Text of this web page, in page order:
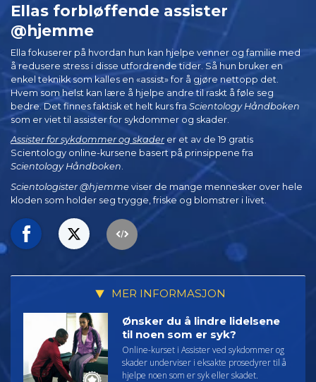
Ellas forbløffende assister
@hjemme
Ella fokuserer på hvordan hun kan hjelpe venner og familie med
å redusere stress i disse utfordrende tider. Så hun bruker en
enkel teknikk som kalles en «assist» for å gjøre nettopp det.
Hvem som helst kan lære å hjelpe andre til raskt å føle seg
bedre. Det finnes faktisk et helt kurs fra Scientology Håndboken
som er viet til assister for sykdommer og skader.
Assister for sykdommer og skaderer et av de 19 gratis
Scientology online-kursene basert på prinsippene fra
Scientology Håndboken.
Scientologister @hjemme viser de mange mennesker over hele
kloden som holder seg trygge, friske og blomstrer i livet.
MER INFORMASJON
Ønsker du å lindre lidelsene
til noen som er syk?
Online-kurset i Assister ved sykdommer og
skader underviser i eksakte prosedyrer til å
hjelpe noen som er syk eller skadet.